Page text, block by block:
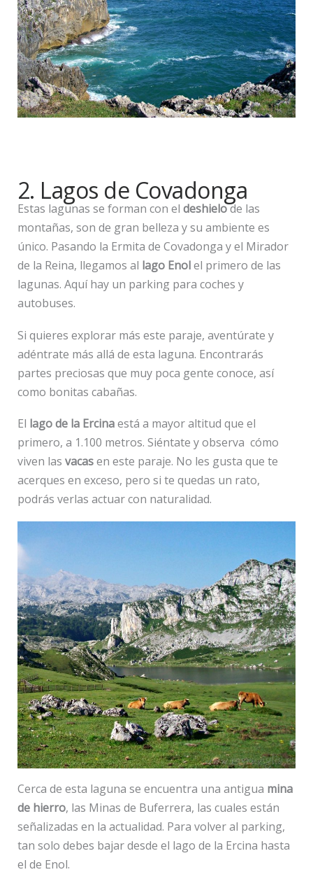
2. Lagos de Covadonga
Estas lagunas se forman con el deshielode las
montañas, son de gran belleza y su ambiente es
único. Pasando la Ermita de Covadonga y el Mirador
de la Reina, llegamos al lago Enolel primero de las
lagunas. Aquí hay un parking para coches y
autobuses.
Si quieres explorar más este paraje, aventúrate y
adéntrate más allá de esta laguna. Encontrarás
partes preciosas que muy poca gente conoce, así
como bonitas cabañas.
El lago de la Ercinaestá a mayor altitud que el
primero, a 1.100 metros. Siéntate y observa cómo
viven las vacasen este paraje. No les gusta que te
acerques en exceso, pero si te quedas un rato,
podrás verlas actuar con naturalidad.
Cerca de esta laguna se encuentra una antigua mina
de hierro, las Minas de Buferrera, las cuales están
señalizadas en la actualidad. Para volver al parking,
tan solo debes bajar desde el lago de la Ercina hasta
el de Enol.